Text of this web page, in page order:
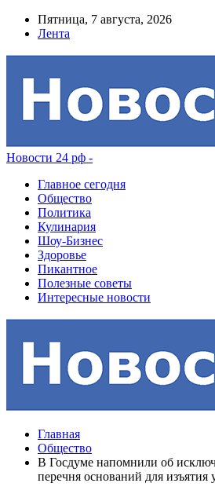
Пятница, 7 августа, 2026
Лента
Новости 24 рф -
Главное сегодня
Общество
Политика
Кулинария
Шоу-Бизнес
Здоровье
Пикантное
Полезные советы
Интересные новости
Главная
Общество
В Госдуме напомнили об
перечня оснований для изъятия